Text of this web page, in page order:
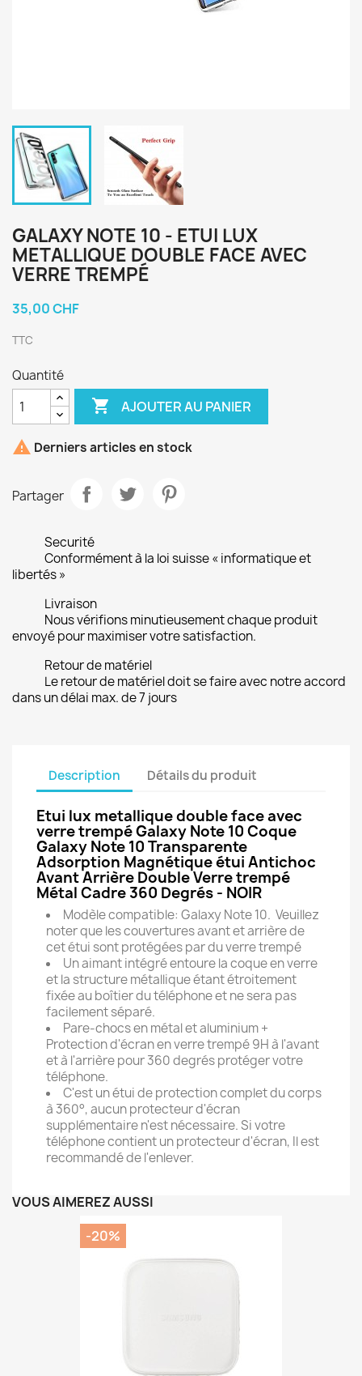
GALAXY NOTE 10 - ETUI LUX
METALLIQUE DOUBLE FACE AVEC
VERRE TREMPÉ
35,00 CHF
TTC
Quantité
 AJOUTER AU PANIER
 Derniers articles en stock
Partager
Securité
Conformément à la loi suisse « informatique et
libertés »
Livraison
Nous vérifions minutieusement chaque produit
envoyé pour maximiser votre satisfaction.
Retour de matériel
Le retour de matériel doit se faire avec notre accord
dans un délai max. de 7 jours
Description Détails du produit
Etui lux metallique double face avec
verre trempé Galaxy Note 10 Coque
Galaxy Note 10 Transparente
Adsorption Magnétique étui Antichoc
Avant Arrière Double Verre trempé
Métal Cadre 360 Degrés - NOIR
Modèle compatible: Galaxy Note 10. Veuillez
noter que les couvertures avant et arrière de
cet étui sont protégées par du verre trempé
Un aimant intégré entoure la coque en verre
et la structure métallique étant étroitement
fixée au boîtier du téléphone et ne sera pas
facilement séparé.
Pare-chocs en métal et aluminium +
Protection d'écran en verre trempé 9H à l'avant
et à l'arrière pour 360 degrés protéger votre
téléphone.
C'est un étui de protection complet du corps
à 360°, aucun protecteur d'écran
supplémentaire n'est nécessaire. Si votre
téléphone contient un protecteur d'écran, Il est
recommandé de l'enlever.
VOUS AIMEREZ AUSSI
-20%